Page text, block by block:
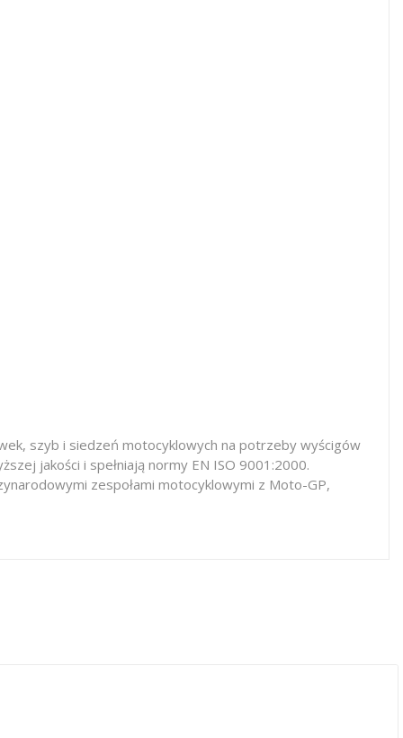
szyb i siedzeń motocyklowych na potrzeby wyścigów
jakości i spełniają normy EN ISO 9001:2000.
zespołami motocyklowymi z Moto-GP,